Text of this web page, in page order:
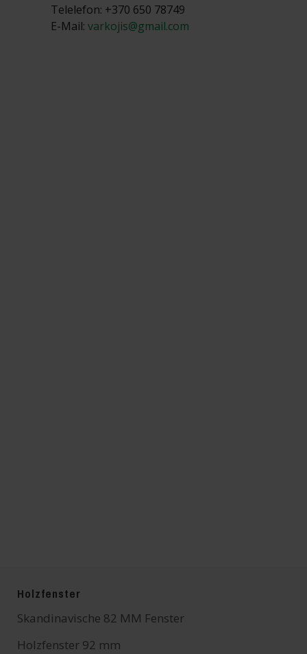
Telelefon: +370 650 78749
E-Mail: varkojis@gmail.com
Holzfenster
Skandinavische 82 MM Fenster
Holzfenster 92 mm